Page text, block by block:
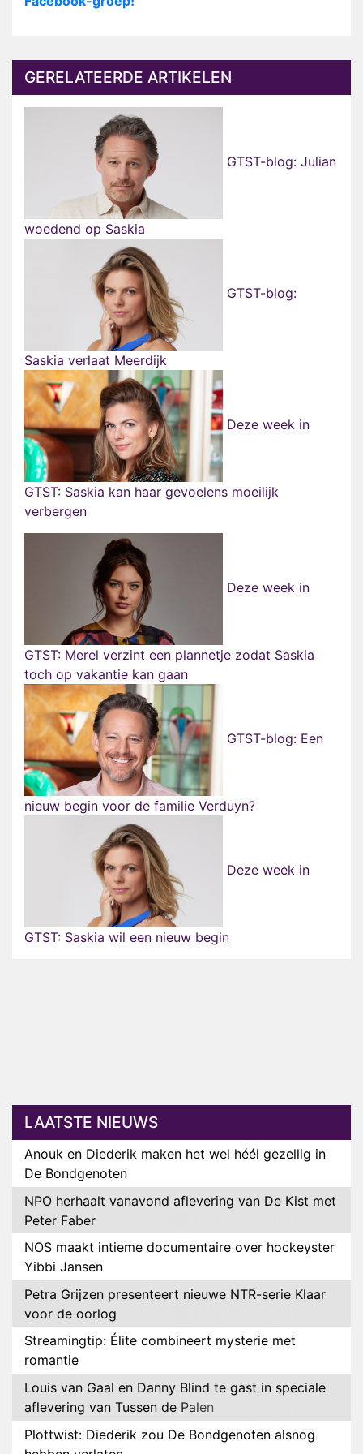
GERELATEERDE ARTIKELEN
GTST-blog: Julian
woedend op Saskia
GTST-blog:
Saskia verlaat Meerdijk
Deze week in
GTST: Saskia kan haar gevoelens moeilijk
verbergen
Deze week in
GTST: Merel verzint een plannetje zodat Saskia
toch op vakantie kan gaan
GTST-blog: Een
nieuw begin voor de familie Verduyn?
Deze week in
GTST: Saskia wil een nieuw begin
LAATSTE NIEUWS
Anouk en Diederik maken het wel héél gezellig in
De Bondgenoten
NPO herhaalt vanavond aflevering van De Kist met
Peter Faber
NOS maakt intieme documentaire over hockeyster
Yibbi Jansen
Petra Grijzen presenteert nieuwe NTR-serie Klaar
voor de oorlog
Streamingtip: Élite combineert mysterie met
romantie
Louis van Gaal en Danny Blind te gast in speciale
aflevering van Tussen de Palen
Plottwist: Diederik zou De Bondgenoten alsnog